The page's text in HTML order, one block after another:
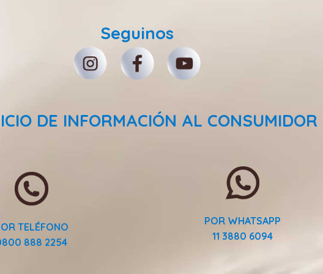
Seguinos
DE INFORMACIÓN AL CONSUMIDOR
TELÉFONO
888 2254
POR WHATSAPP
11 3880 6094